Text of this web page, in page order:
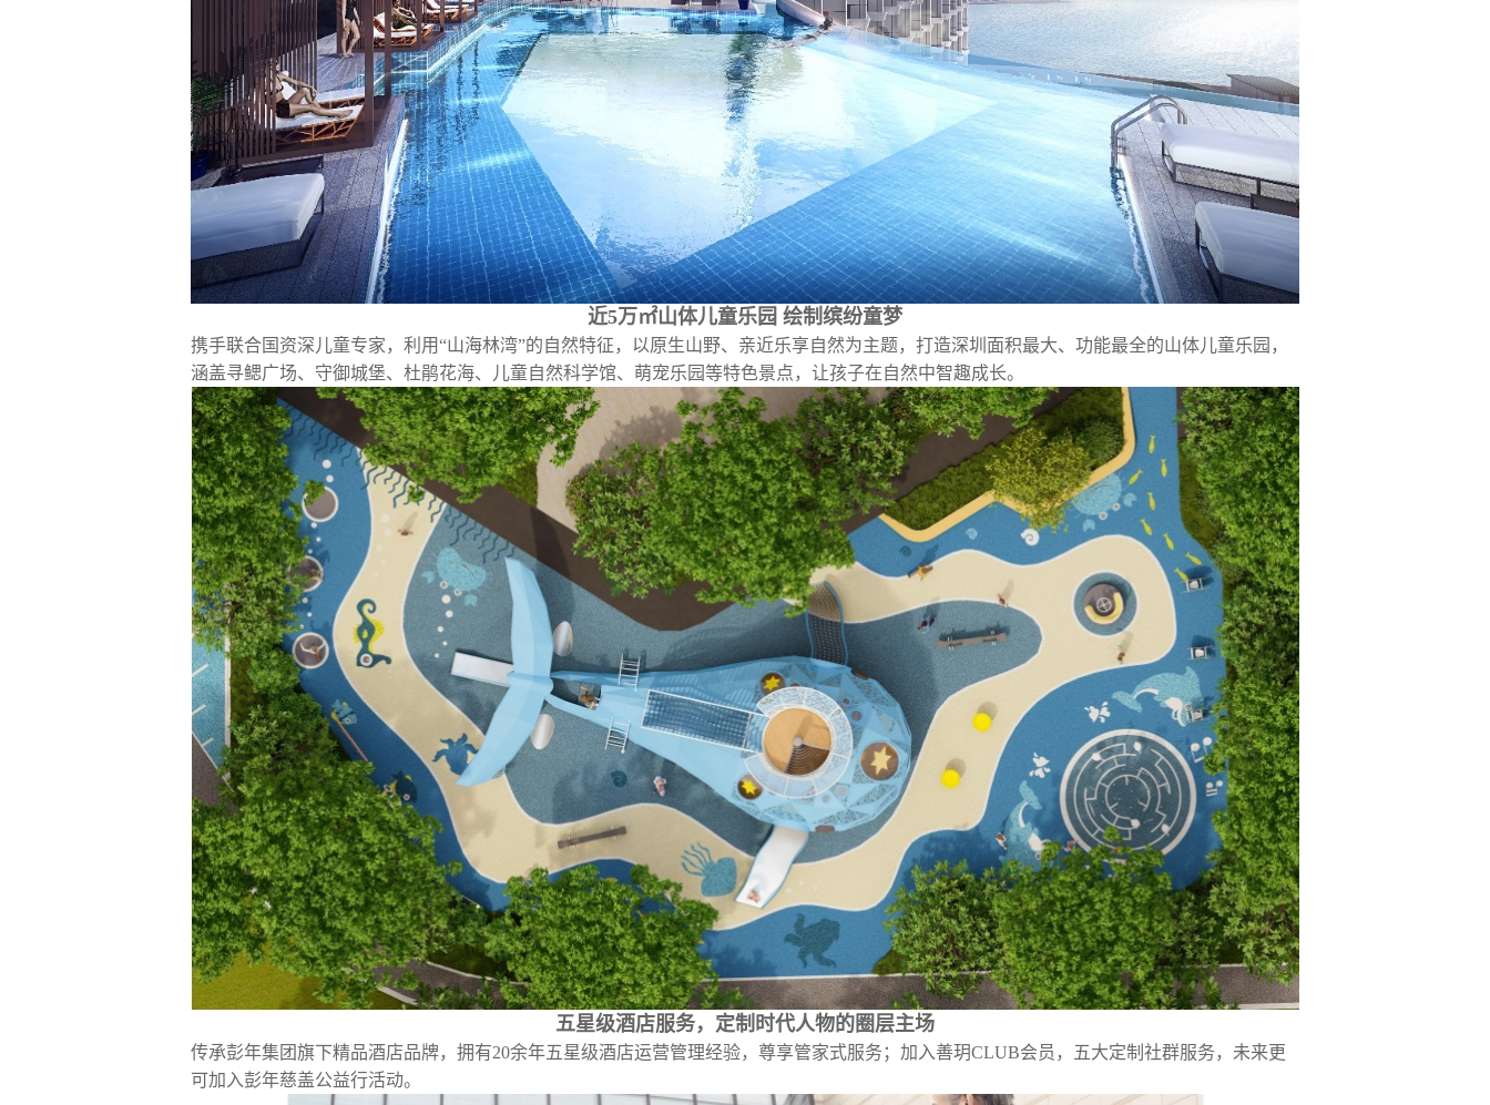
近5万㎡山体儿童乐园 绘制缤纷童梦
携手联合国资深儿童专家，利用“山海林湾”的自然特征，以原生山野、亲近乐享自然为主题，打造深圳面积最大、功能最全的山体儿童乐园，
涵盖寻鳃广场、守御城堡、杜鹃花海、儿童自然科学馆、萌宠乐园等特色景点，让孩子在自然中智趣成长。
五星级酒店服务，定制时代人物的圈层主场
传承彭年集团旗下精品酒店品牌，拥有20余年五星级酒店运营管理经验，尊享管家式服务；加入善玥CLUB会员，五大定制社群服务，未来更
可加入彭年慈盖公益行活动。